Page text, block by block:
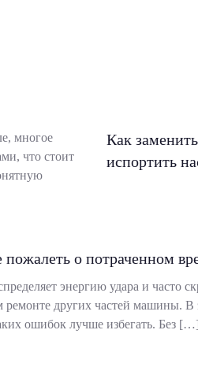
многое
что стоит
Как
испортить
о потраченном
энергию удара и часто
других частей машины.
ошибок лучше избегать. Без […]